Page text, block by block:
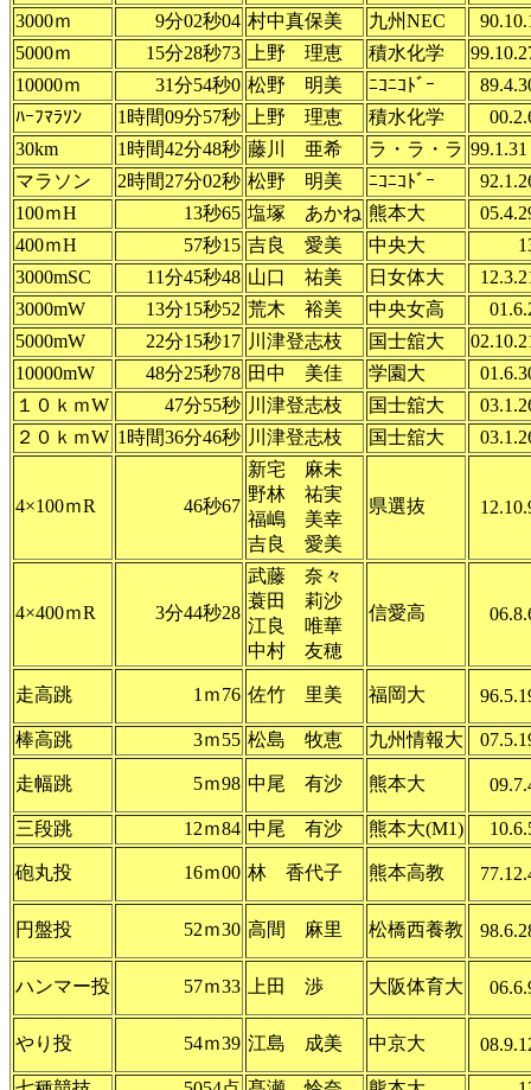
3000ｍ
9分02秒04 村中真保美 九州NEC
5000ｍ
15分28秒73 上野 理恵 積水化学
10000ｍ
31分54秒0 松野 明美 ﾆｺﾆｺﾄﾞｰ
ﾊｰﾌﾏﾗｿﾝ
1時間09分57秒 上野 理恵 積水化学
30km
1時間42分48秒 藤川 亜希 ラ・ラ・ラ 99.1.31
マラソン
2時間27分02秒 松野 明美 ﾆｺﾆｺﾄﾞｰ
100ｍH
13秒65 塩塚 あかね 熊本大
400ｍH
57秒15 吉良 愛美 中央大
3000mSC
11分45秒48 山口 祐美 日女体大
3000mW
13分15秒52 荒木 裕美 中央女高
5000mW
22分15秒17 川津登志枝 国士舘大
10000mW
48分25秒78 田中 美佳 学園大
１０ｋｍW
47分55秒 川津登志枝 国士舘大
２０ｋｍW 1時間36分46秒 川津登志枝 国士舘大
4×100ｍR 46秒67
新宅 麻未
野林 祐実
福嶋 美幸
吉良 愛美
県選抜
4×400ｍR 3分44秒28
武藤 奈々
蓑田 莉沙
江良 唯華
中村 友穂
信愛高
走高跳 1ｍ76 佐竹 里美 福岡大
棒高跳 3ｍ55 松島 牧恵 九州情報大
走幅跳 5ｍ98 中尾 有沙 熊本大
三段跳 12ｍ84 中尾 有沙 熊本大(M1)
砲丸投 16ｍ00 林 香代子 熊本高教
円盤投 52ｍ30 高間 麻里 松橋西養教
ハンマー投 57ｍ33 上田 渉 大阪体育大
やり投 54ｍ39 江島 成美 中京大